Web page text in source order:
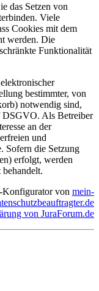
das Setzen von
Viele
Cookies mit dem
werden. Die
Funktionalität
bestimmter, von
notwendig sind,
Als Betreiber
an der
und
Sofern die Setzung
erfolgt, werden
behandelt.
Konfigurator von mein-
von JuraForum.de